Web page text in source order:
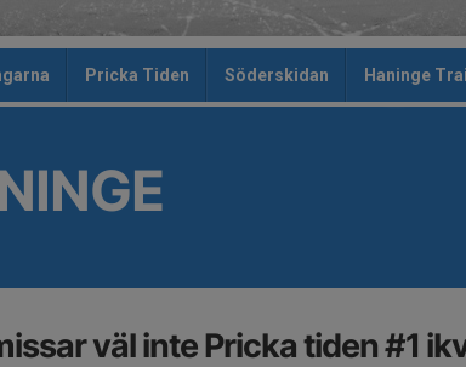
Pricka Tiden Söderskidan Haninge Trail
väl inte Pricka tiden #1